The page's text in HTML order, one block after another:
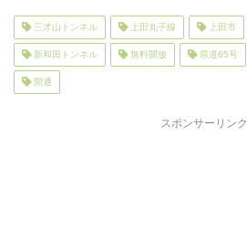
三才山トンネル 上田丸子線 上田市
新和田トンネル 無料開放 県道65号
開通
スポンサーリンク